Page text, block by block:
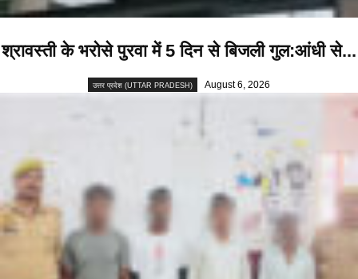
श्रावस्ती के भरोसे पुरवा में 5 दिन से बिजली गुल:आंधी से...
उत्तर प्रदेश (UTTAR PRADESH) August 6, 2026